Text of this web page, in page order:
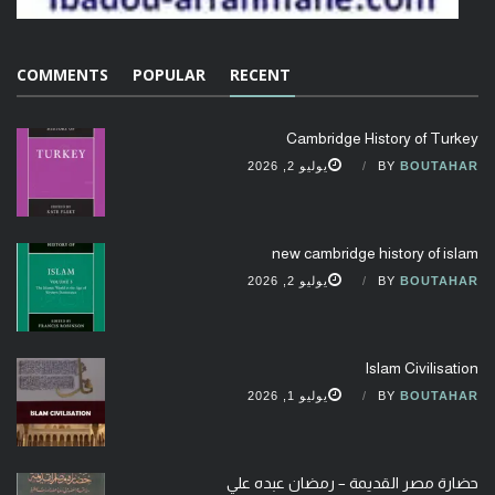
RECENT
POPULAR
COMMENTS
Cambridge History of Turkey
BY BOUTAHAR يوليو 2, 2026
new cambridge history of islam
BY BOUTAHAR يوليو 2, 2026
Islam Civilisation
BY BOUTAHAR يوليو 1, 2026
حضارة مصر القديمة – رمضان عبده علي